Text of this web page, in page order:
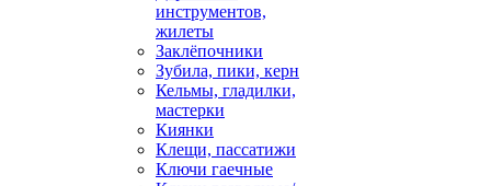
инструментов,
жилеты
Заклёпочники
Зубила, пики, керн
Кельмы, гладилки,
мастерки
Киянки
Клещи, пассатижи
Ключи гаечные